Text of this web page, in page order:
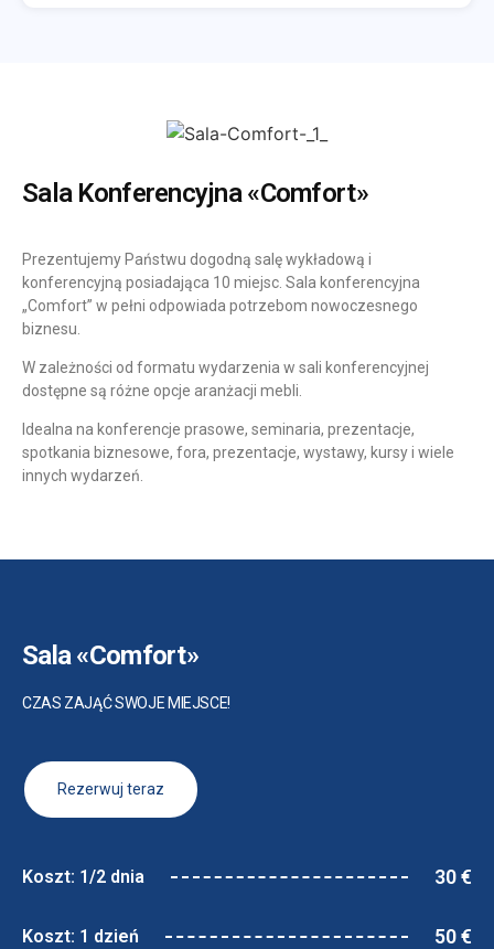
Sala Konferencyjna «Comfort»
Prezentujemy Państwu dogodną salę wykładową i
konferencyjną posiadająca 10 miejsc. Sala konferencyjna
„Comfort” w pełni odpowiada potrzebom nowoczesnego
biznesu.
W zależności od formatu wydarzenia w sali konferencyjnej
dostępne są różne opcje aranżacji mebli.
Idealna na konferencje prasowe, seminaria, prezentacje,
spotkania biznesowe, fora, prezentacje, wystawy, kursy i wiele
innych wydarzeń.
Sala «Comfort»
CZAS ZAJĄĆ SWOJE MIEJSCE!
Rezerwuj teraz
Koszt: 1/2 dnia 30 €
Koszt: 1 dzień 50 €